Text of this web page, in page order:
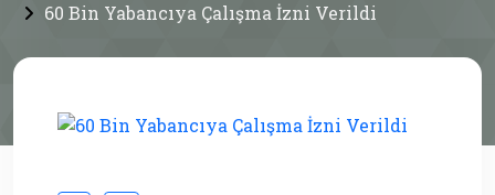
60 Bin Yabancıya Çalışma İzni Verildi